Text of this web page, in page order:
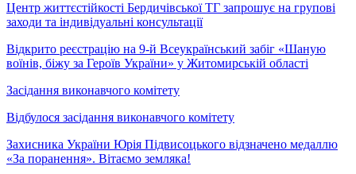
Центр життєстійкості Бердичівської ТГ запрошує на групові
заходи та індивідуальні консультації
Відкрито реєстрацію на 9-й Всеукраїнський забіг «Шаную
воїнів, біжу за Героїв України» у Житомирській області
Засідання виконавчого комітету
Відбулося засідання виконавчого комітету
Захисника України Юрія Підвисоцького відзначено медаллю
«За поранення». Вітаємо земляка!